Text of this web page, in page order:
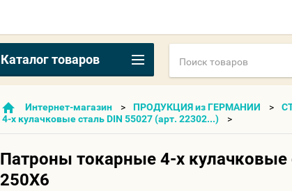
Интернет-магазин ПРОДУКЦИЯ из ГЕРМАНИИ
4-х кулачковые сталь DIN 55027 (арт. 22302...)
Патроны токарные 4-х
250X6
Каталог товаров